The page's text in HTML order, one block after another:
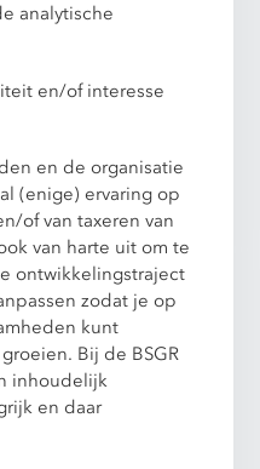
analytische
en/of interesse
en de organisatie
(enige) ervaring op
of van taxeren van
van harte uit om te
ontwikkelingstraject
zodat je op
kunt
Bij de BSGR
inhoudelijk
en daar